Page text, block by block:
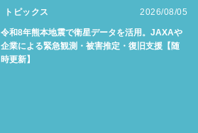
トピックス 2026/08/05
令和8年熊本地震で衛星データを活用。JAXAや
企業による緊急観測・被害推定・復旧支援【随
時更新】